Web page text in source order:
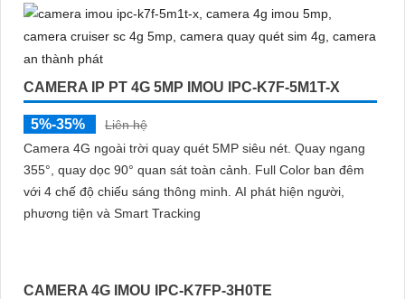
CAMERA IP PT 4G 5MP IMOU IPC-K7F-5M1T-X
5%-35%
Liên hệ
Camera 4G ngoài trời quay quét 5MP siêu nét. Quay ngang
355°, quay dọc 90° quan sát toàn cảnh. Full Color ban đêm
với 4 chế độ chiếu sáng thông minh. AI phát hiện người,
phương tiện và Smart Tracking
CAMERA 4G IMOU IPC-K7FP-3H0TE